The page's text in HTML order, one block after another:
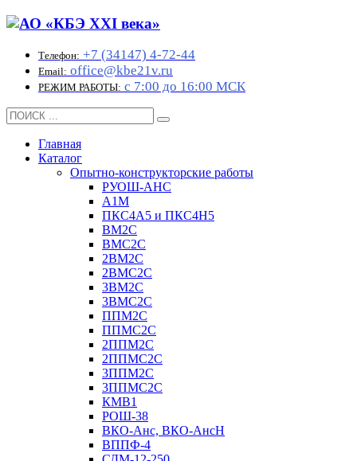
Телефон: +7 (34147) 4-72-44
Email: office@kbe21v.ru
РЕЖИМ РАБОТЫ: с 7:00 до 16:00 МСК
Главная
Каталог
Опытно-конструкторские работы
РУОШ-АНС
А1М
ПКС4А5 и ПКС4Н5
ВМ2С
ВМС2С
2ВМ2С
2ВМС2С
3ВМ2С
3ВМС2С
ППМ2С
ППМС2С
2ППМ2С
2ППМС2С
3ППМ2С
3ППМС2С
КМВ1
РОШ-38
ВКО-Анс, ВКО-АнсН
ВППФ-4